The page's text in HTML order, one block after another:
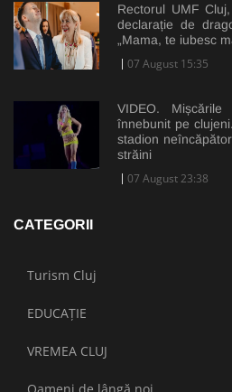
Rectorul UMF
declarație de
„Mama, te iubesc
07 August 15:35
VIDEO.
înnebunit pe
stadion
străini
07 August 23:38
CATEGORII
Turism Cluj
EDUCAȚIE
VREMEA CLUJ